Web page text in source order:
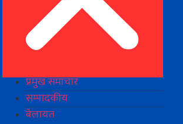
प्रमुख समाचार
सम्पादकीय
बेलायत